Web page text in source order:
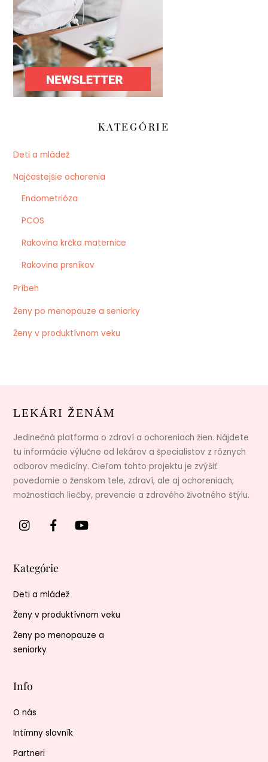
KATEGÓRIE
Deti a mládež
Najčastejšie ochorenia
Endometrióza
PCOS
Rakovina krčka maternice
Rakovina prsníkov
Príbeh
Ženy po menopauze a seniorky
Ženy v produktívnom veku
LEKÁRI ŽENÁM
Jedinečná platforma o zdraví a ochoreniach žien. Nájdete
tu informácie výlučne od lekárov a špecialistov z rôznych
odborov medicíny. Cieľom tohto projektu je zvýšiť
povedomie o ženskom tele, zdraví, ale aj ochoreniach,
možnostiach liečby, prevencie a zdravého životného štýlu.
Kategórie
Deti a mládež
Ženy v produktívnom veku
Ženy po menopauze a
seniorky
Info
O nás
Intímny slovník
Partneri